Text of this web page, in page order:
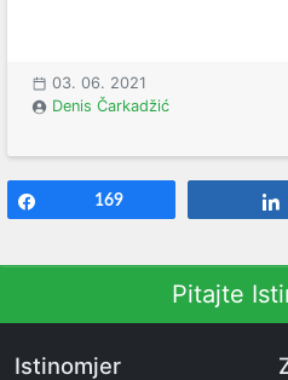
03. 06. 2021
Denis Čarkadžić
169
Pitajte
Istinomjer